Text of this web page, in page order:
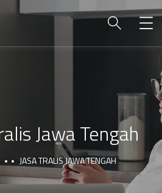
Jawa Tengah
JASA TRALIS JAWA TENGAH